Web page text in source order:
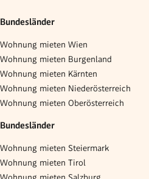
Bundesländer
Wohnung mieten Wien
Wohnung mieten Burgenland
Wohnung mieten Kärnten
Wohnung mieten Niederösterreich
Wohnung mieten Oberösterreich
Bundesländer
Wohnung mieten Steiermark
Wohnung mieten Tirol
Wohnung mieten Salzburg